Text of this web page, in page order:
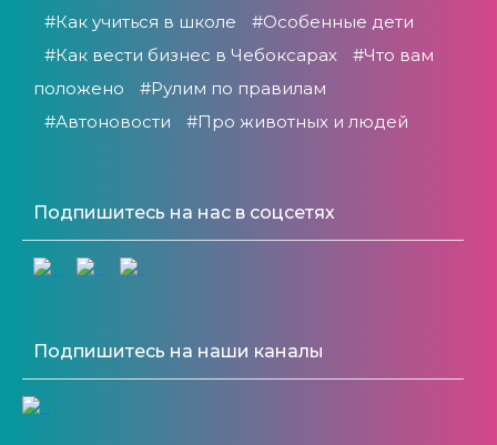
#Как учиться в школе
#Особенные дети
#Как вести бизнес в Чебоксарах
#Что вам
положено
#Рулим по правилам
#Автоновости
#Про животных и людей
Подпишитесь на нас в соцсетях
Подпишитесь на наши каналы